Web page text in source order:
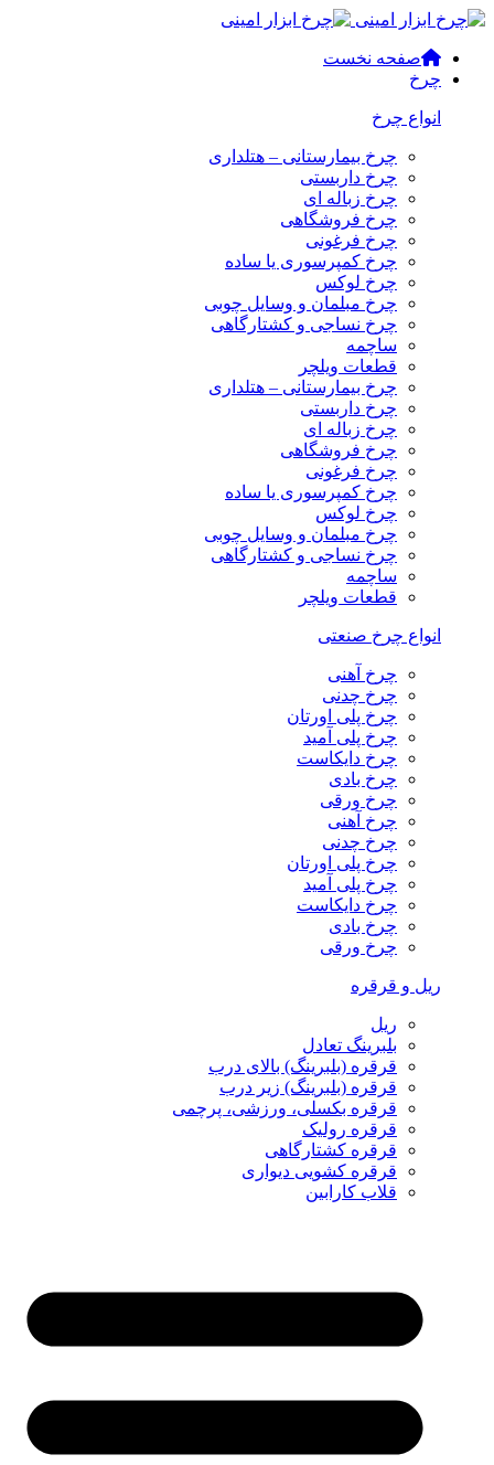
صفحه نخست
چرخ
انواع چرخ
چرخ بیمارستانی – هتلداری
چرخ داربستی
چرخ زباله ای
چرخ فروشگاهی
چرخ فرغونی
چرخ کمپرسوری یا ساده
چرخ لوکس
چرخ مبلمان و وسایل چوبی
چرخ نساجی و کشتارگاهی
ساچمه
قطعات ویلچر
چرخ بیمارستانی – هتلداری
چرخ داربستی
چرخ زباله ای
چرخ فروشگاهی
چرخ فرغونی
چرخ کمپرسوری یا ساده
چرخ لوکس
چرخ مبلمان و وسایل چوبی
چرخ نساجی و کشتارگاهی
ساچمه
قطعات ویلچر
انواع چرخ صنعتی
چرخ آهنی
چرخ چدنی
چرخ پلی اورتان
چرخ پلی آمید
چرخ دایکاست
چرخ بادی
چرخ ورقی
چرخ آهنی
چرخ چدنی
چرخ پلی اورتان
چرخ پلی آمید
چرخ دایکاست
چرخ بادی
چرخ ورقی
ریل و قرقره
ریل
بلبرینگ تعادل
قرقره (بلبرینگ) بالای درب
قرقره (بلبرینگ) زیر درب
قرقره بکسلی، ورزشی، پرچمی
قرقره رولیک
قرقره کشتارگاهی
قرقره کشویی دیواری
قلاب کارابین